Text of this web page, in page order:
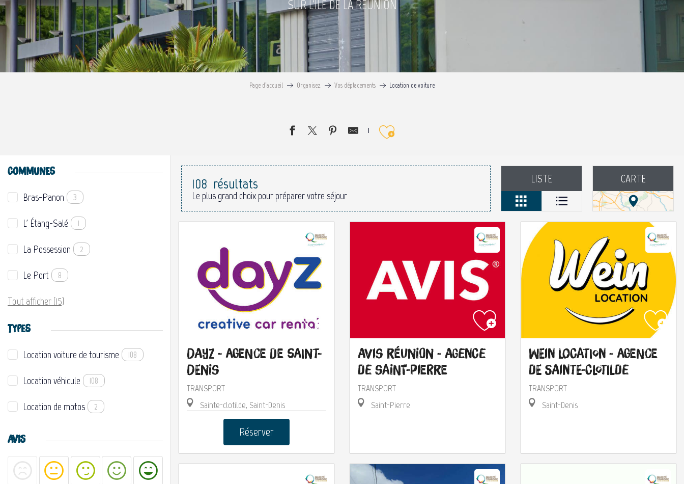
SUR L'ÎLE DE LA RÉUNION
Page d’accueil Organisez Vos déplacements Location de voiture
COMMUNES
Bras-Panon 3
L' Étang-Salé 1
La Possession 2
Le Port 8
Tout afficher (15)
TYPES
Location voiture de tourisme 108
Location véhicule 108
Location de motos 2
AVIS
108 résultats
Le plus grand choix pour préparer votre séjour
LISTE CARTE
Dayz - Agence de Saint-
Denis
TRANSPORT
Sainte-clotilde, Saint-Denis
Réserver
Avis Réunion - Agence
de Saint-Pierre
TRANSPORT
Saint-Pierre
Wein Location - Agence
de Sainte-Clotilde
TRANSPORT
Saint-Denis